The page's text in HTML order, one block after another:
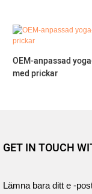
OEM-anpassad
med prickar
GET IN TOUCH
Lämna bara ditt e -